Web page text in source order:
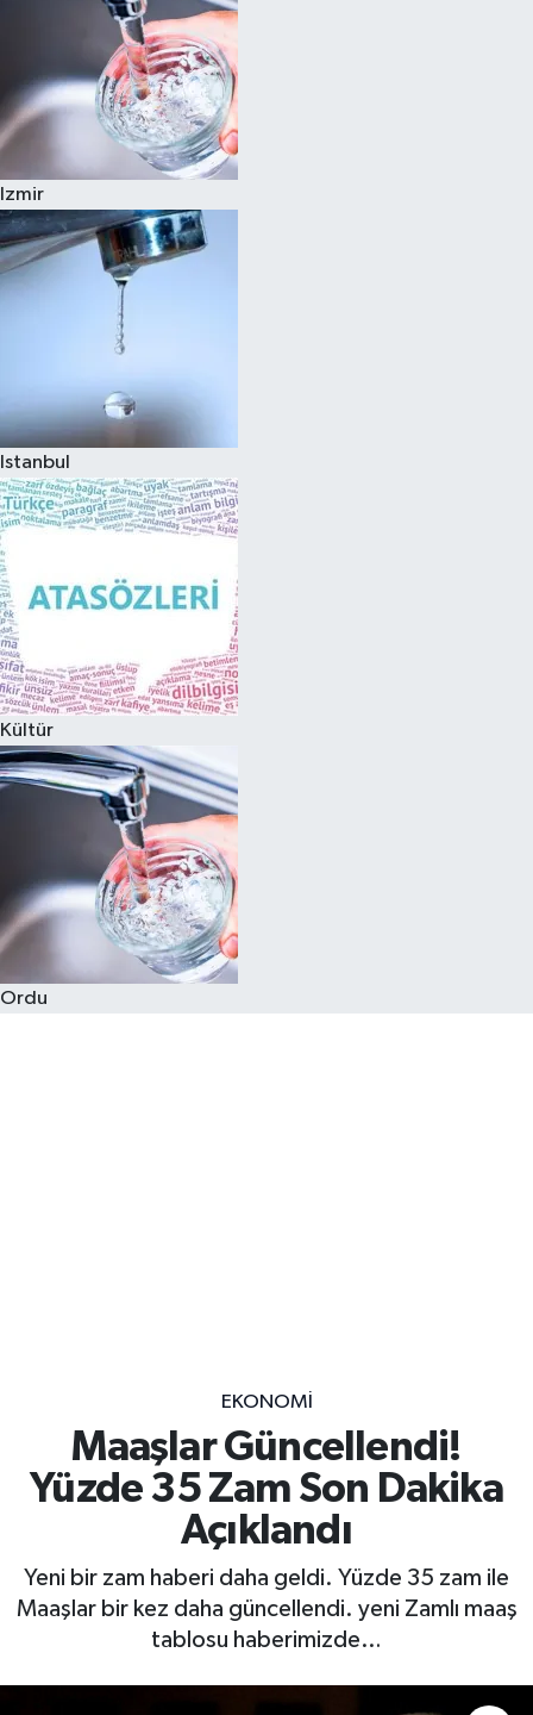
Izmir
Istanbul
Kültür
Ordu
EKONOMİ
Maaşlar Güncellendi!
Yüzde 35 Zam Son Dakika
Açıklandı
Yeni bir zam haberi daha geldi. Yüzde 35 zam ile
Maaşlar bir kez daha güncellendi. yeni Zamlı maaş
tablosu haberimizde…